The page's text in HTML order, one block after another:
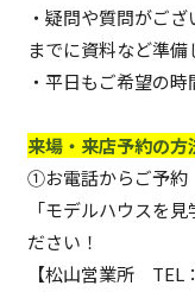
・疑問や質問がご
までに資料など準備
・平日もご希望の時
来場・来店予約の方
①お電話からご予約
「モデルハウスを
ださい！
【松山営業所 TEL：